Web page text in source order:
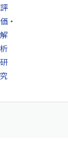
評
価・
解
析
研
究